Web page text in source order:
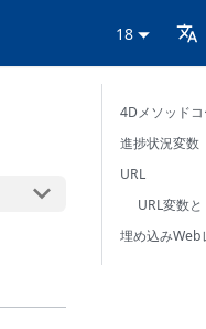
18
4Dメソッド
進捗状況変数
URL
URL変数
埋め込みWeb